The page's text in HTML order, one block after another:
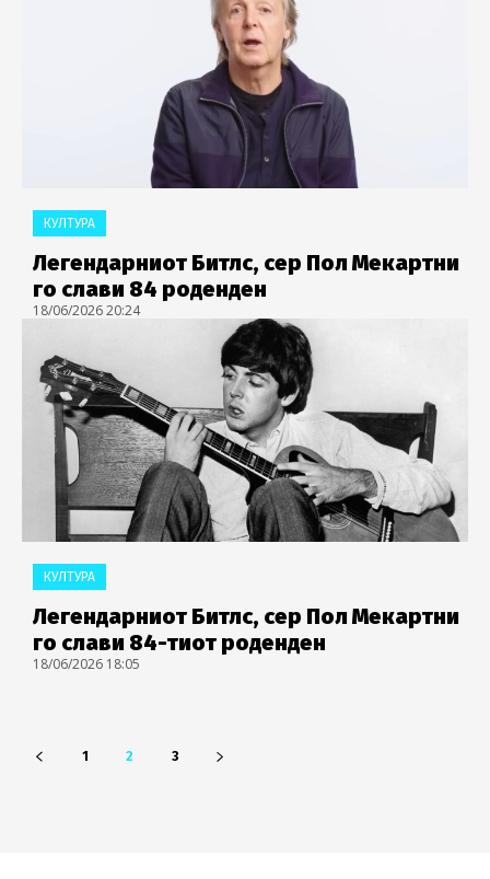
КУЛТУРА
Легендарниот Битлс, сер Пол Мекартни
го слави 84 роденден
18/06/2026 20:24
КУЛТУРА
Легендарниот Битлс, сер Пол Мекартни
го слави 84-тиот роденден
18/06/2026 18:05
1 2 3